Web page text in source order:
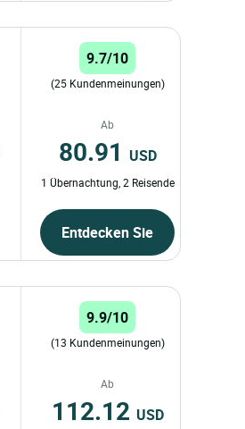
9.7/10
(25 Kundenmeinungen)
Ab
80.91 USD
1 Übernachtung, 2 Reisende
Entdecken Sie
9.9/10
(13 Kundenmeinungen)
Ab
112.12 USD